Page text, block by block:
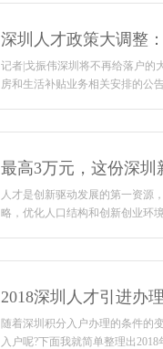
深圳人才政策大调整
记者|戈振伟深圳将不再给落户的
房和生活补贴业务相关安排的公
最高3万元，这份深
人才是创新驱动发展的第一资源
略，优化人口结构和创新创业环
2018深圳人才引进办
随着深圳积分入户办理的条件的
入户呢?下面我就简单整理出